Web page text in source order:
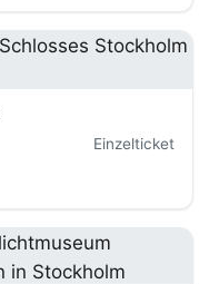
Einzelticket